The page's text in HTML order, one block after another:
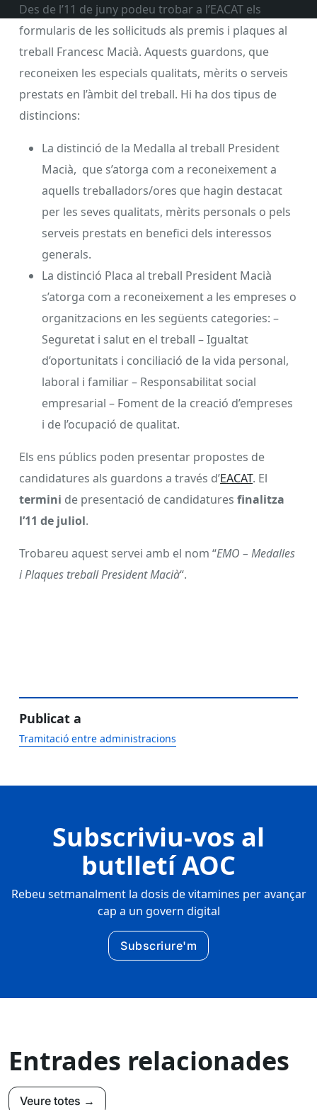
Des de l’11 de juny podeu trobar a l’EACAT els
formularis de les sol·licituds als premis i plaques al
treball Francesc Macià. Aquests guardons, que
reconeixen les especials qualitats, mèrits o serveis
prestats en l’àmbit del treball. Hi ha dos tipus de
distincions:
La distinció de la Medalla al treball President
Macià, que s’atorga com a reconeixement a
aquells treballadors/ores que hagin destacat
per les seves qualitats, mèrits personals o pels
serveis prestats en benefici dels interessos
generals.
La distinció Placa al treball President Macià
s’atorga com a reconeixement a les empreses o
organitzacions en les següents categories: –
Seguretat i salut en el treball – Igualtat
d’oportunitats i conciliació de la vida personal,
laboral i familiar – Responsabilitat social
empresarial – Foment de la creació d’empreses
i de l’ocupació de qualitat.
Els ens públics poden presentar propostes de
candidatures als guardons a través d’EACAT. El
termini de presentació de candidatures finalitza
l’11 de juliol.
Trobareu aquest servei amb el nom “EMO – Medalles
i Plaques treball President Macià“.
Publicat a
Tramitació entre administracions
Subscriviu-vos al
butlletí AOC
Rebeu setmanalment la dosis de vitamines per avançar
cap a un govern digital
Subscriure'm
Entrades relacionades
Veure totes →